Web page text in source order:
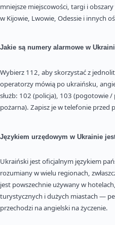
mniejsze miejscowości, targi i
w Kijowie, Lwowie, Odessie i innych
Jakie są numery alarmowe w
Wybierz 112, aby skorzystać z
operatorzy mówią po ukraińsku,
służb: 102 (policja), 103 (pogotowie
pożarna). Zapisz je w telefonie przed
Językiem urzędowym w Ukrainie
Ukraiński jest oficjalnym językiem
rozumiany w wielu regionach,
jest powszechnie używany w
turystycznych i dużych miastach —
przechodzi na angielski na życzenie.